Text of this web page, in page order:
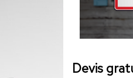
Devis